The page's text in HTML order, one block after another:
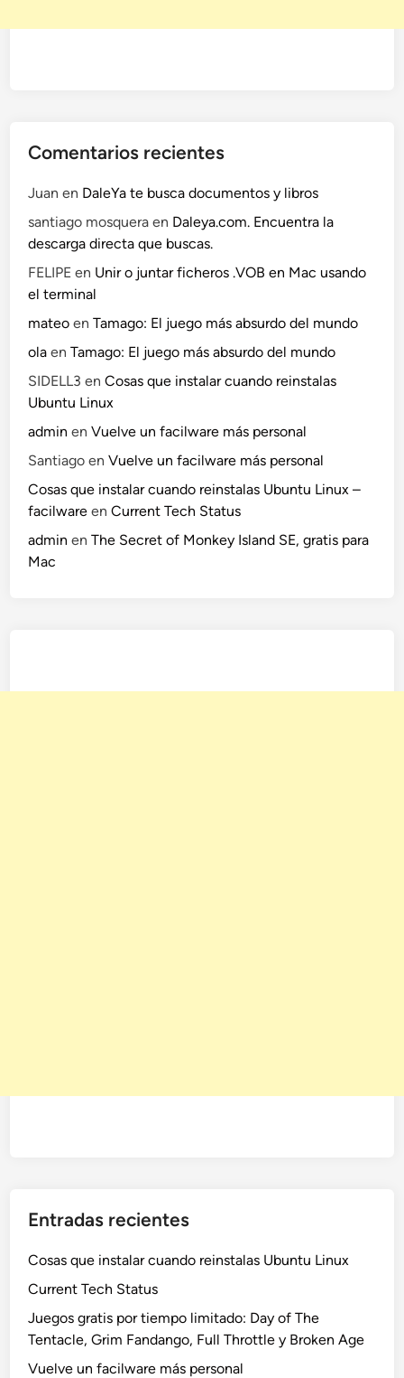
Comentarios recientes
Juan en DaleYa te busca documentos y libros
santiago mosquera en Daleya.com. Encuentra la
descarga directa que buscas.
FELIPE en Unir o juntar ficheros .VOB en Mac usando
el terminal
mateo enTamago: El juego más absurdo del mundo
ola enTamago: El juego más absurdo del mundo
SIDELL3 enCosas que instalar cuando reinstalas
Ubuntu Linux
admin enVuelve un facilware más personal
Santiago enVuelve un facilware más personal
Cosas que instalar cuando reinstalas Ubuntu Linux –
facilware enCurrent Tech Status
admin enThe Secret of Monkey Island SE, gratis para
Mac
Entradas recientes
Cosas que instalar cuando reinstalas Ubuntu Linux
Current Tech Status
Juegos gratis por tiempo limitado: Day of The
Tentacle, Grim Fandango, Full Throttle y Broken Age
Vuelve un facilware más personal